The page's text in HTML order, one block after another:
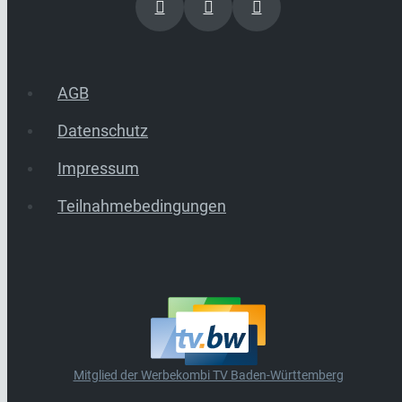
AGB
Datenschutz
Impressum
Teilnahmebedingungen
Mitglied der Werbekombi TV Baden-Württemberg